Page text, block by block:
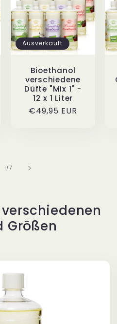
Ausverkauft
Bioethanol
verschiedene
Düfte "Mix 1" -
12 x 1 Liter
Normaler
€49,95 EUR
1 /von
7
Größen